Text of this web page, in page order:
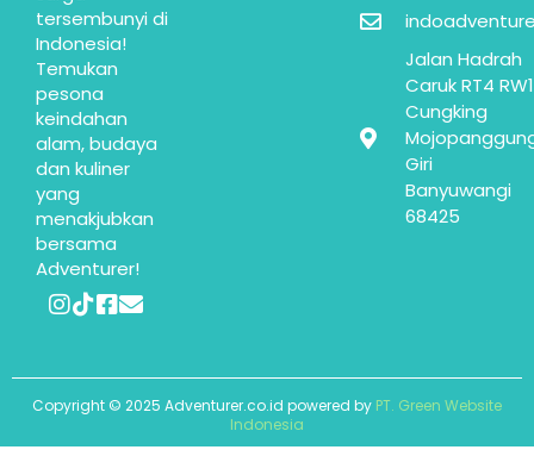
tersembunyi di
Indonesia!
Temukan
pesona
keindahan
alam, budaya
dan kuliner
yang
menakjubkan
bersama
Adventurer!
Jalan Hadrah
Caruk RT4 RW1
Cungking
Giri
Banyuwangi
68425
Copyright © 2025 Adventurer.co.id powered by PT. Green Website
Indonesia